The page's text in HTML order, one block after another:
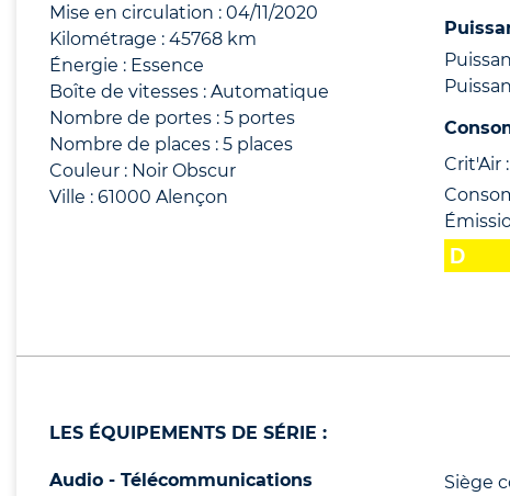
Mise en circulation : 04/11/2020
Kilométrage : 45768 km
Énergie : Essence
Boîte de vitesses : Automatique
Nombre de portes : 5 portes
Nombre de places : 5 places
Couleur : Noir Obscur
Ville : 61000 Alençon
Crit'Air :
LES ÉQUIPEMENTS DE SÉRIE :
Audio - Télécommunications
Siège